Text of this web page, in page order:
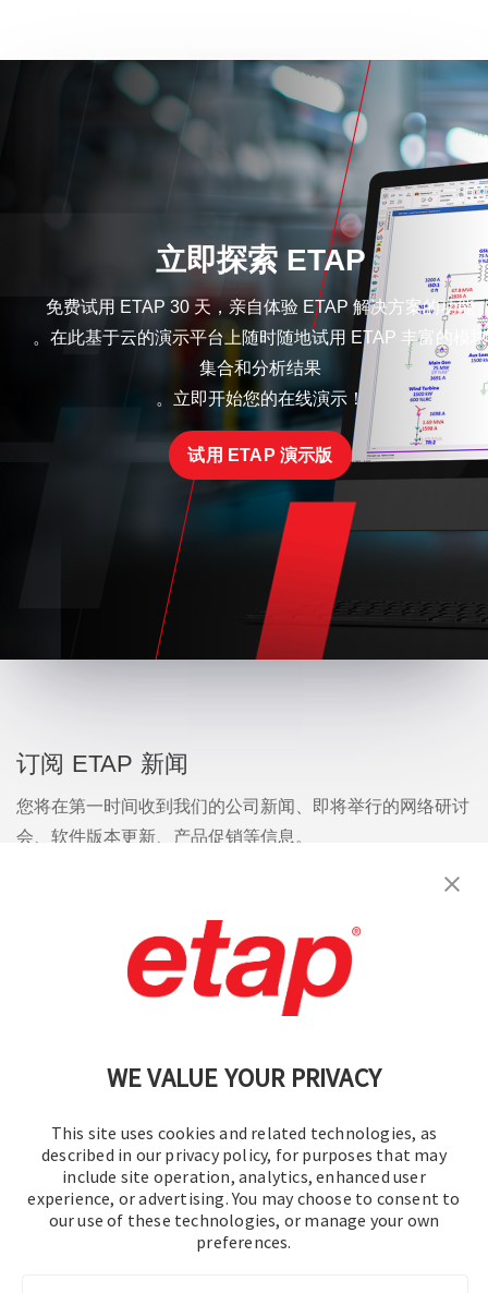
WE VALUE YOUR PRIVACY
This site uses cookies and related technologies, as
described in our privacy policy, for purposes that may
include site operation, analytics, enhanced user
experience, or advertising. You may choose to consent to
our use of these technologies, or manage your own
preferences.
立即探索 ETAP
免费试用 ETAP 30 天，亲自体验 ETAP 解决方案的功能
。在此基于云的演示平台上随时随地试用 ETAP 丰富的模块
集合和分析结果
。立即开始您的在线演示！
试用 ETAP 演示版
订阅 ETAP 新闻
您将在第一时间收到我们的公司新闻、即将举行的网络研讨
会、软件版本更新、产品促销等信息。
联系我们 | 使用条款 | 保密规则 | 网站地图
© 2016-2026 操作技术有限公司
版权所有